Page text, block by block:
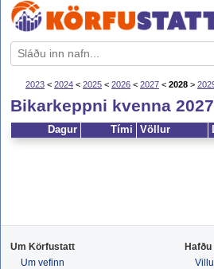
2023 < 2024 < 2025 < 2026 < 2027 < 2028 >
Bikarkeppni kvenna
Dagur Tími Völlur
Um Körfustatt
Um vefinn